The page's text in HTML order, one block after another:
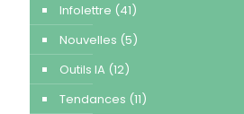
Infolettre (41)
Nouvelles (5)
Outils IA (12)
Tendances (11)